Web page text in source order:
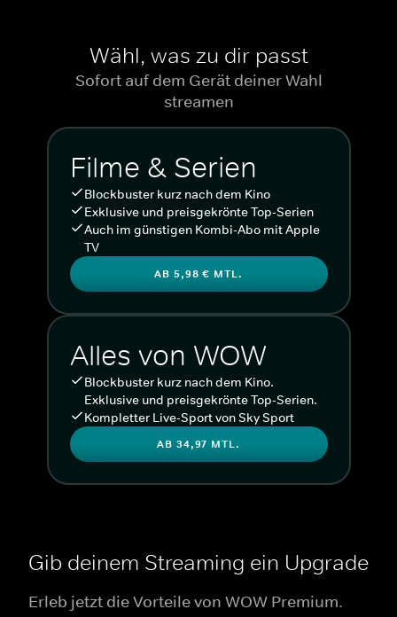
Wähl, was zu dir passt
Sofort auf dem Gerät deiner Wahl
streamen
Filme & Serien
Blockbuster kurz nach dem Kino
Exklusive und preisgekrönte Top-Serien
Auch im günstigen Kombi-Abo mit Apple
TV
AB 5,98 € MTL.
Alles von WOW
Blockbuster kurz nach dem Kino.
Exklusive und preisgekrönte Top-Serien.
Kompletter Live-Sport von Sky Sport
AB 34,97 MTL.
Gib deinem Streaming ein Upgrade
Erleb jetzt die Vorteile von WOW Premium.